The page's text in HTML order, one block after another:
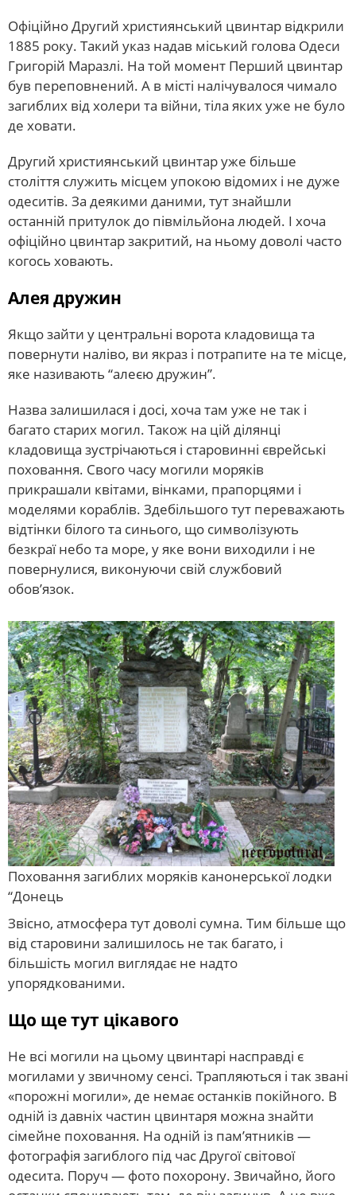
Офіційно Другий християнський цвинтар відкрили
1885 року. Такий указ надав міський голова Одеси
Григорій Маразлі. На той момент Перший цвинтар
був переповнений. А в місті налічувалося чимало
загиблих від холери та війни, тіла яких уже не було
де ховати.
Другий християнський цвинтар уже більше
століття служить місцем упокою відомих і не дуже
одеситів. За деякими даними, тут знайшли
останній притулок до півмільйона людей. І хоча
офіційно цвинтар закритий, на ньому доволі часто
когось ховають.
Алея дружин
Якщо зайти у центральні ворота кладовища та
повернути наліво, ви якраз і потрапите на те місце,
яке називають “алеєю дружин”.
Назва залишилася і досі, хоча там уже не так і
багато старих могил. Також на цій ділянці
кладовища зустрічаються і старовинні єврейські
поховання. Свого часу могили моряків
прикрашали квітами, вінками, прапорцями і
моделями кораблів. Здебільшого тут переважають
відтінки білого та синього, що символізують
безкраї небо та море, у яке вони виходили і не
повернулися, виконуючи свій службовий
обов’язок.
Поховання загиблих моряків канонерської лодки
“Донець
Звісно, атмосфера тут доволі сумна. Тим більше що
від старовини залишилось не так багато, і
більшість могил виглядає не надто
упорядкованими.
Що ще тут цікавого
Не всі могили на цьому цвинтарі насправді є
могилами у звичному сенсі. Трапляються і так звані
«порожні могили», де немає останків покійного. В
одній із давніх частин цвинтаря можна знайти
сімейне поховання. На одній із пам’ятників —
фотографія загиблого під час Другої світової
одесита. Поруч — фото похорону. Звичайно, його